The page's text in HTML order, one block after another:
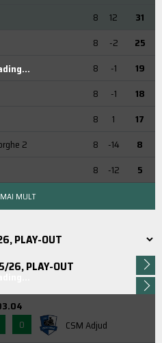
8 12
31
8 -2
25
8 -1
19
8 -1
18
8 1
17
2 8 -14
8
8 -12 5
MULT
26, PLAY-OUT
0 CSM Adjud